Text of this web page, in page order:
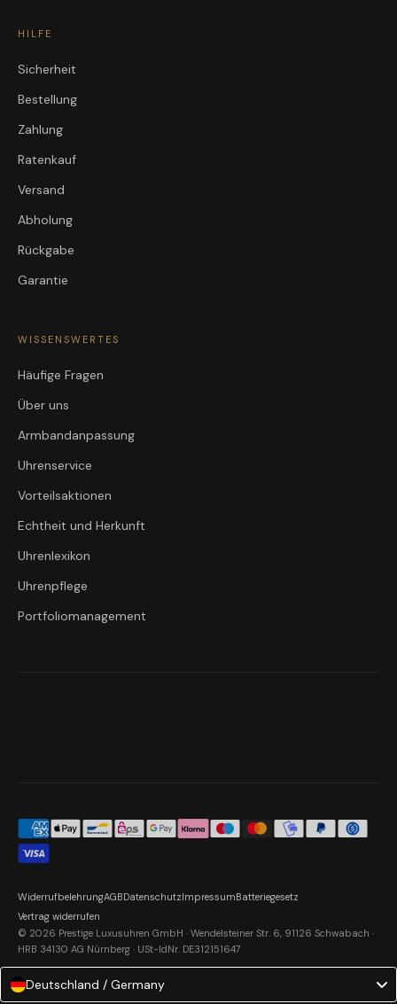
HILFE
Sicherheit
Bestellung
Zahlung
Ratenkauf
Versand
Abholung
Rückgabe
Garantie
WISSENSWERTES
Häufige Fragen
Über uns
Armbandanpassung
Uhrenservice
Vorteilsaktionen
Echtheit und Herkunft
Uhrenlexikon
Uhrenpflege
Portfoliomanagement
© 2026 Prestige Luxusuhren GmbH · Wendelsteiner Str. 6, 91126 Schwabach ·
HRB 34130 AG Nürnberg · USt-IdNr. DE312151647
WiderrufbelehrungAGBDatenschutzImpressumBatteriegesetz
Vertrag widerrufen
Deutschland / Germany